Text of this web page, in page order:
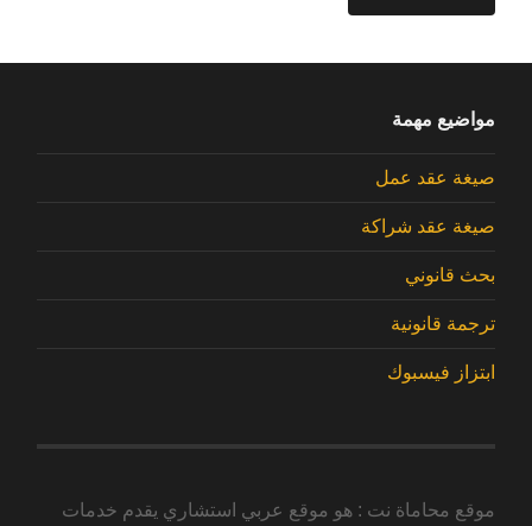
مواضيع مهمة
صيغة عقد عمل
صيغة عقد شراكة
بحث قانوني
ترجمة قانونية
ابتزاز فيسبوك
موقع محاماة نت : هو موقع عربي استشاري يقدم خدمات